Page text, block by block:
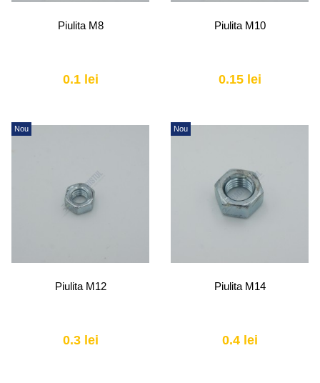
Piulita M8
0.1 lei
Piulita M10
0.15 lei
Nou
Piulita M12
0.3 lei
Nou
Piulita M14
0.4 lei